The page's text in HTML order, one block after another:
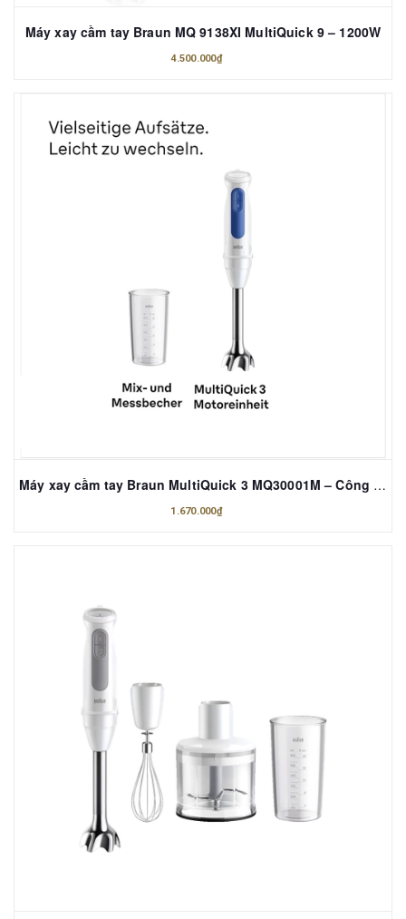
Máy xay cầm tay Braun MQ 9138XI MultiQuick 9 – 1200W
4.500.000₫
Máy xay cầm tay Braun MultiQuick 3 MQ30001M – Công suất 900W – Made in Romania
1.670.000₫